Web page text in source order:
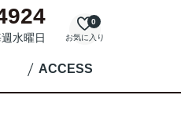
水曜日 お気に入り
0
ACCESS